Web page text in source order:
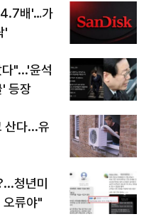
4.7배'…가
'
"...'윤석
' 등장
산다...유
청년미
오류야"